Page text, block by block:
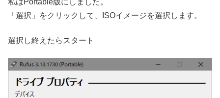
私はPortable版にしました。
「選択」をクリックして、ISOイメージを選択します。
選択し終えたらスタート